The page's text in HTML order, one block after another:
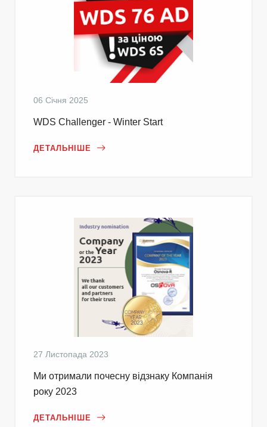
06 Січня 2025
WDS Challenger - Winter Start
ДЕТАЛЬНІШЕ
27 Листопада 2023
Ми отримали почесну відзнаку Компанія
року 2023
ДЕТАЛЬНІШЕ